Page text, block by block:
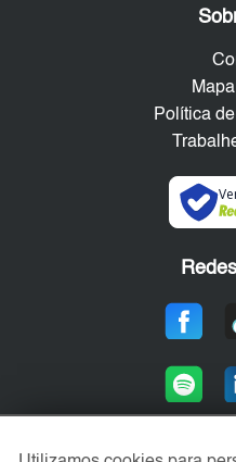
Política